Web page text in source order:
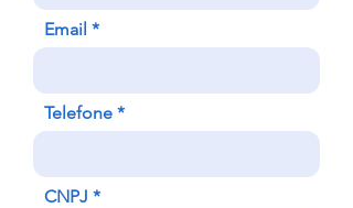
Email
Telefone
CNPJ